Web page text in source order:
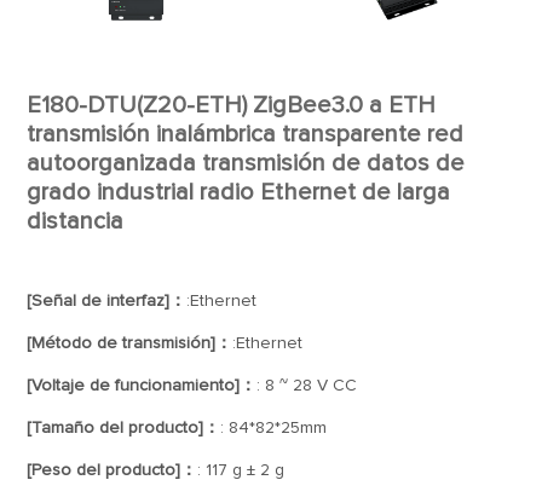
E180-DTU(Z20-ETH) ZigBee3.0 a ETH
transmisión inalámbrica transparente red
autoorganizada transmisión de datos de
grado industrial radio Ethernet de larga
distancia
[Señal de interfaz]： :Ethernet
[Método de transmisión]： :Ethernet
[Voltaje de funcionamiento]： : 8 ~ 28 V CC
[Tamaño del producto]： : 84*82*25mm
[Peso del producto]： : 117 g ± 2 g